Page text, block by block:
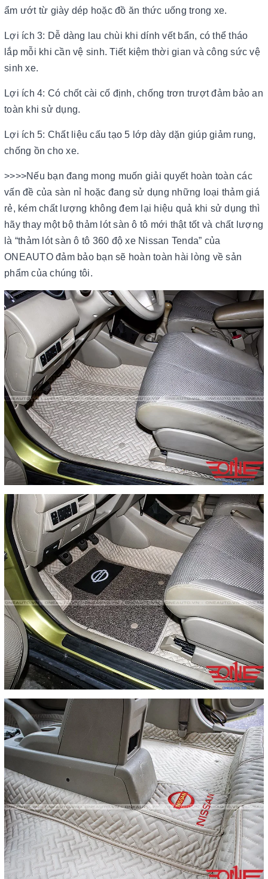
ẩm ướt từ giày dép hoặc đồ ăn thức uống trong xe.
Lợi ích 3: Dễ dàng lau chùi khi dính vết bẩn, có thể tháo
lắp mỗi khi cần vệ sinh. Tiết kiệm thời gian và công sức vệ
sinh xe.
Lợi ích 4: Có chốt cài cố định, chống trơn trượt đảm bảo an
toàn khi sử dụng.
Lợi ích 5: Chất liệu cấu tạo 5 lớp dày dặn giúp giảm rung,
chống ồn cho xe.
>>>>Nếu bạn đang mong muốn giải quyết hoàn toàn các
vấn đề của sàn nỉ hoặc đang sử dụng những loại thảm giá
rẻ, kém chất lượng không đem lại hiệu quả khi sử dụng thì
hãy thay một bộ thảm lót sàn ô tô mới thật tốt và chất lượng
là “thảm lót sàn ô tô 360 độ xe Nissan Tenda” của
ONEAUTO đảm bảo bạn sẽ hoàn toàn hài lòng về sản
phẩm của chúng tôi.